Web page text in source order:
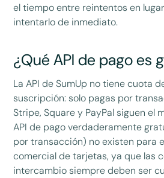
el tiempo entre reintentos en
intentarlo de inmediato.
¿Qué API de pago es
La API de SumUp no tiene cuota
suscripción: solo pagas por
Stripe, Square y PayPal siguen el
API de pago verdaderamente
por transacción) no existen para
comercial de tarjetas, ya que las
intercambio siempre deben ser